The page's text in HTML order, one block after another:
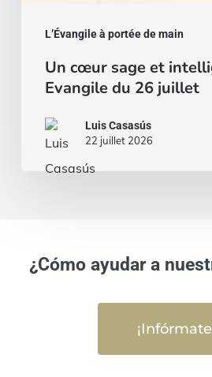
L’Évangile à portée de main
Un cœur sage et
Evangile du 26 juillet
Luis Casasús
22 juillet 2026
¿Cómo ayudar a